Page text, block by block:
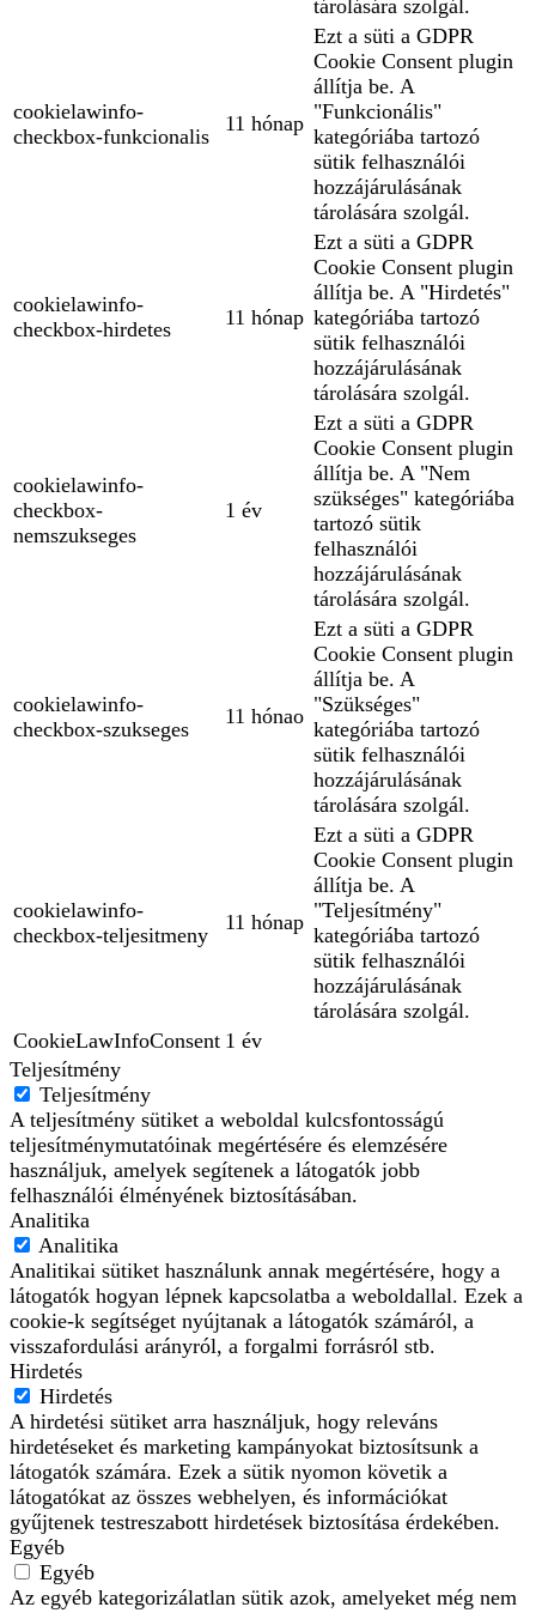
tárolására szolgál.
cookielawinfo-
checkbox-funkcionalis
11 hónap
Ezt a süti a GDPR
Cookie Consent plugin
állítja be. A
"Funkcionális"
kategóriába tartozó
sütik felhasználói
hozzájárulásának
tárolására szolgál.
cookielawinfo-
checkbox-hirdetes
11 hónap
Ezt a süti a GDPR
Cookie Consent plugin
állítja be. A "Hirdetés"
kategóriába tartozó
sütik felhasználói
hozzájárulásának
tárolására szolgál.
cookielawinfo-
checkbox-
nemszukseges
1 év
Ezt a süti a GDPR
Cookie Consent plugin
állítja be. A "Nem
szükséges" kategóriába
tartozó sütik
felhasználói
hozzájárulásának
tárolására szolgál.
cookielawinfo-
checkbox-szukseges
11 hónao
Ezt a süti a GDPR
Cookie Consent plugin
állítja be. A
"Szükséges"
kategóriába tartozó
sütik felhasználói
hozzájárulásának
tárolására szolgál.
cookielawinfo-
checkbox-teljesitmeny
11 hónap
Ezt a süti a GDPR
Cookie Consent plugin
állítja be. A
"Teljesítmény"
kategóriába tartozó
sütik felhasználói
hozzájárulásának
tárolására szolgál.
CookieLawInfoConsent 1 év
Teljesítmény
Teljesítmény
A teljesítmény sütiket a weboldal kulcsfontosságú
teljesítménymutatóinak megértésére és elemzésére
használjuk, amelyek segítenek a látogatók jobb
felhasználói élményének biztosításában.
Analitika
Analitika
Analitikai sütiket használunk annak megértésére, hogy a
látogatók hogyan lépnek kapcsolatba a weboldallal. Ezek a
cookie-k segítséget nyújtanak a látogatók számáról, a
visszafordulási arányról, a forgalmi forrásról stb.
Hirdetés
Hirdetés
A hirdetési sütiket arra használjuk, hogy releváns
hirdetéseket és marketing kampányokat biztosítsunk a
látogatók számára. Ezek a sütik nyomon követik a
látogatókat az összes webhelyen, és információkat
gyűjtenek testreszabott hirdetések biztosítása érdekében.
Egyéb
Egyéb
Az egyéb kategorizálatlan sütik azok, amelyeket még nem